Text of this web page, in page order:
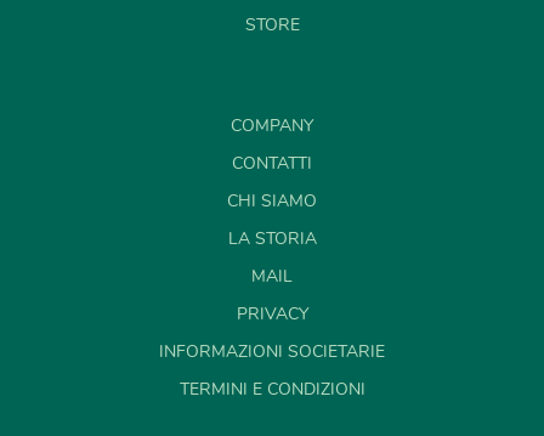
STORE
COMPANY
CONTATTI
CHI SIAMO
LA STORIA
MAIL
PRIVACY
INFORMAZIONI SOCIETARIE
TERMINI E CONDIZIONI